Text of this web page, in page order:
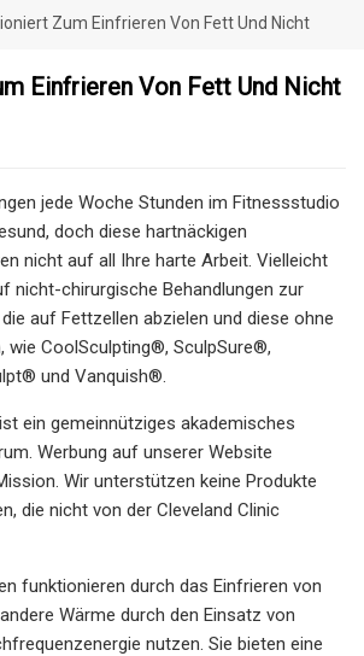
Zum Einfrieren Von Fett Und Nicht
Einfrieren Von Fett Und Nicht
jede Woche Stunden im Fitnessstudio
doch diese hartnäckigen
nicht auf all Ihre harte Arbeit. Vielleicht
nicht-chirurgische Behandlungen zur
auf Fettzellen abzielen und diese ohne
wie CoolSculpting®, SculpSure®,
und Vanquish®.
ein gemeinnütziges akademisches
Werbung auf unserer Website
Wir unterstützen keine Produkte
die nicht von der Cleveland Clinic
funktionieren durch das Einfrieren von
Wärme durch den Einsatz von
nutzen. Sie bieten eine